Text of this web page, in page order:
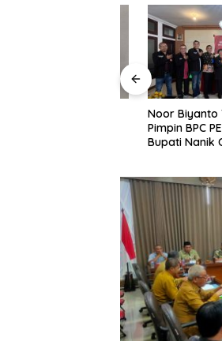
Noor Biyanto
Pimpin BPC
Bupati Nanik